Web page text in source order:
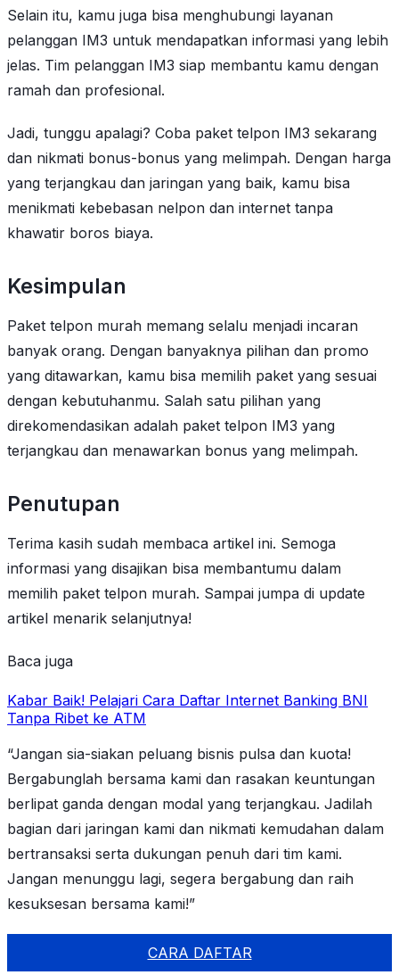
Selain itu, kamu juga bisa menghubungi layanan
pelanggan IM3 untuk mendapatkan informasi yang lebih
jelas. Tim pelanggan IM3 siap membantu kamu dengan
ramah dan profesional.
Jadi, tunggu apalagi? Coba paket telpon IM3 sekarang
dan nikmati bonus-bonus yang melimpah. Dengan harga
yang terjangkau dan jaringan yang baik, kamu bisa
menikmati kebebasan nelpon dan internet tanpa
khawatir boros biaya.
Kesimpulan
Paket telpon murah memang selalu menjadi incaran
banyak orang. Dengan banyaknya pilihan dan promo
yang ditawarkan, kamu bisa memilih paket yang sesuai
dengan kebutuhanmu. Salah satu pilihan yang
direkomendasikan adalah paket telpon IM3 yang
terjangkau dan menawarkan bonus yang melimpah.
Penutupan
Terima kasih sudah membaca artikel ini. Semoga
informasi yang disajikan bisa membantumu dalam
memilih paket telpon murah. Sampai jumpa di update
artikel menarik selanjutnya!
Baca juga
Kabar Baik! Pelajari Cara Daftar Internet Banking BNI
Tanpa Ribet ke ATM
“Jangan sia-siakan peluang bisnis pulsa dan kuota!
Bergabunglah bersama kami dan rasakan keuntungan
berlipat ganda dengan modal yang terjangkau. Jadilah
bagian dari jaringan kami dan nikmati kemudahan dalam
bertransaksi serta dukungan penuh dari tim kami.
Jangan menunggu lagi, segera bergabung dan raih
kesuksesan bersama kami!”
CARA DAFTAR